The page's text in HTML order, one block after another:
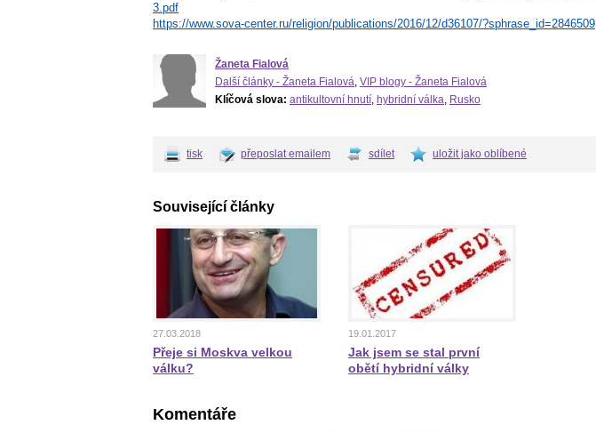
3.pdf
https://www.sova-center.ru/religion/publications/2016/12/d36107/?sphrase_id=2846509
Žaneta Fialová
Další články - Žaneta Fialová, VIP blogy - Žaneta Fialová
Klíčová slova: antikultovní hnutí, hybridní válka, Rusko
tisk přeposlat emailem sdílet uložit jako oblíbené
Související články
27.03.2018
Přeje si Moskva velkou
válku?
19.01.2017
Jak jsem se stal první
obětí hybridní války
Komentáře